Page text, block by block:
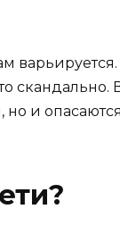
скандально.
и